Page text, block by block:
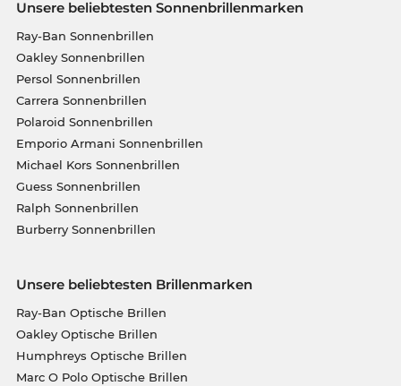
Unsere beliebtesten Sonnenbrillenmarken
Ray-Ban Sonnenbrillen
Oakley Sonnenbrillen
Persol Sonnenbrillen
Carrera Sonnenbrillen
Polaroid Sonnenbrillen
Emporio Armani Sonnenbrillen
Michael Kors Sonnenbrillen
Guess Sonnenbrillen
Ralph Sonnenbrillen
Burberry Sonnenbrillen
Unsere beliebtesten Brillenmarken
Ray-Ban Optische Brillen
Oakley Optische Brillen
Humphreys Optische Brillen
Marc O Polo Optische Brillen